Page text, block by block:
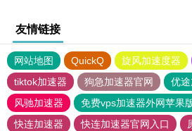
友情链接
网站地图 QuickQ 旋风加速度器
tiktok加速器
狗急加速器官网
优
风驰加速器
免费vps加速器外网苹果
快连加速器
快连加速器官网入口